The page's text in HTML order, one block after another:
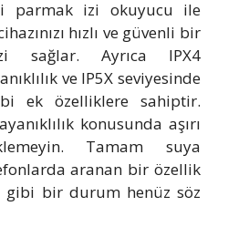
parmak izi okuyucu ile
hızlı ve güvenli bir
sağlar. Ayrıca IPX4
ve IP5X seviyesinde
ek özelliklere sahiptir.
konusunda aşırı
Tamam suya
aranan bir özellik
bir durum henüz söz